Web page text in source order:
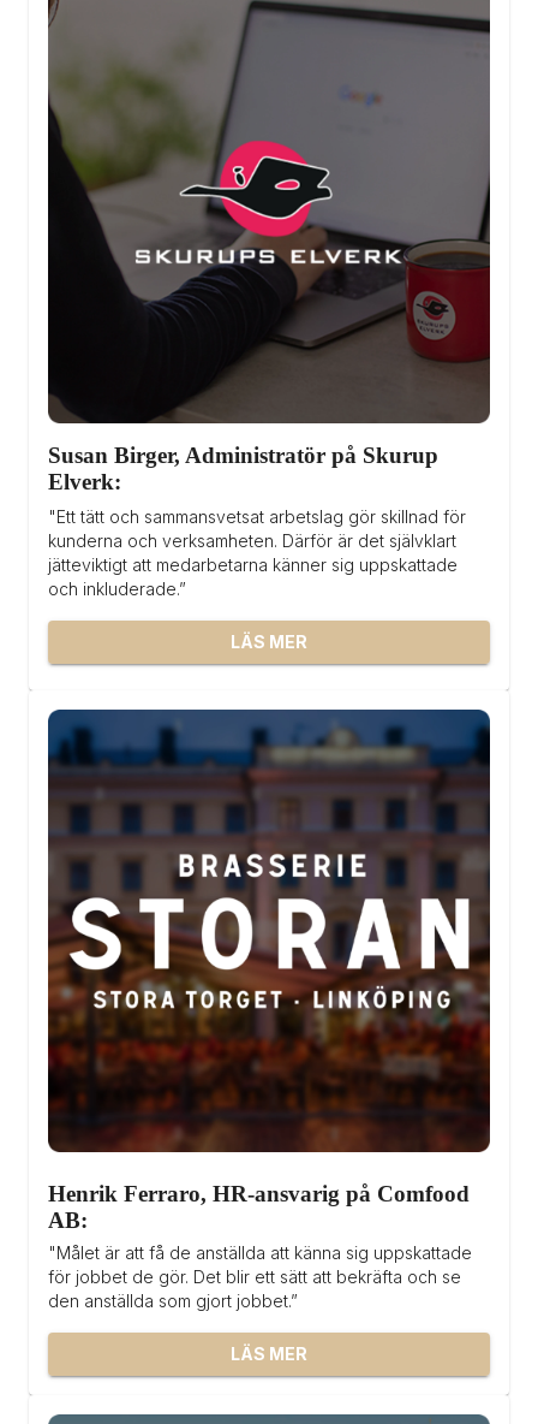
Susan Birger, Administratör på Skurup
Elverk:
"Ett tätt och sammansvetsat arbetslag gör skillnad för
kunderna och verksamheten. Därför är det självklart
jätteviktigt att medarbetarna känner sig uppskattade
och inkluderade.”
LÄS MER
Henrik Ferraro, HR-ansvarig på Comfood
AB:
"Målet är att få de anställda att känna sig uppskattade
för jobbet de gör. Det blir ett sätt att bekräfta och se
den anställda som gjort jobbet.”
LÄS MER